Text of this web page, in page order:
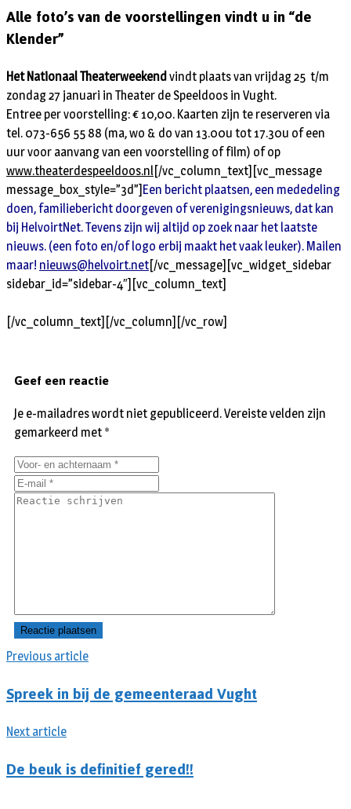
Alle foto’s van de voorstellingen vindt u in “de
Klender”
Het Nationaal Theaterweekend vindt plaats van vrijdag 25 t/m
zondag 27 januari in Theater de Speeldoos in Vught.
Entree per voorstelling: € 10,00. Kaarten zijn te reserveren via
tel. 073-656 55 88 (ma, wo & do van 13.00u tot 17.30u of een
uur voor aanvang van een voorstelling of film) of op
www.theaterdespeeldoos.nl [/vc_column_text][vc_message
message_box_style=”3d”] Een bericht plaatsen, een mededeling
doen, familiebericht doorgeven of verenigingsnieuws, dat kan
bij HelvoirtNet. Tevens zijn wij altijd op zoek naar het laatste
nieuws. (een foto en/of logo erbij maakt het vaak leuker). Mailen
maar! nieuws@helvoirt.net[/vc_message][vc_widget_sidebar
sidebar_id=”sidebar-4″][vc_column_text]
[/vc_column_text][/vc_column][/vc_row]
Previous article
Spreek in bij de gemeenteraad Vught
Next article
De beuk is definitief gered!!
Geef een reactie
Je e-mailadres wordt niet gepubliceerd.Vereiste velden zijn
gemarkeerd met *